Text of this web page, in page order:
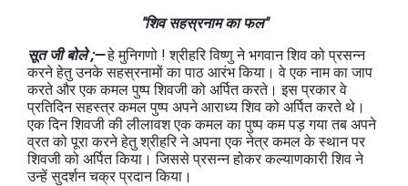
"शिव सहस्रनाम का फल"
सूत जी बोले ;—हे मुनिगणो ! श्रीहरि विष्णु ने भगवान शिव को प्रसन्न
करने हेतु उनके सहस्रनामों का पाठ आरंभ किया। वे एक नाम का जाप
करते और एक कमल पुष्प शिवजी को अर्पित करते। इस प्रकार वे
प्रतिदिन सहस्त्र कमल पुष्प अपने आराध्य शिव को अर्पित करते थे।
एक दिन शिवजी की लीलावश एक कमल का पुष्प कम पड़ गया तब अपने
व्रत को पूरा करने हेतु श्रीहरि ने अपना एक नेत्र कमल के स्थान पर
शिवजी को अर्पित किया। जिससे प्रसन्न होकर कल्याणकारी शिव ने
उन्हें सुदर्शन चक्र प्रदान किया।